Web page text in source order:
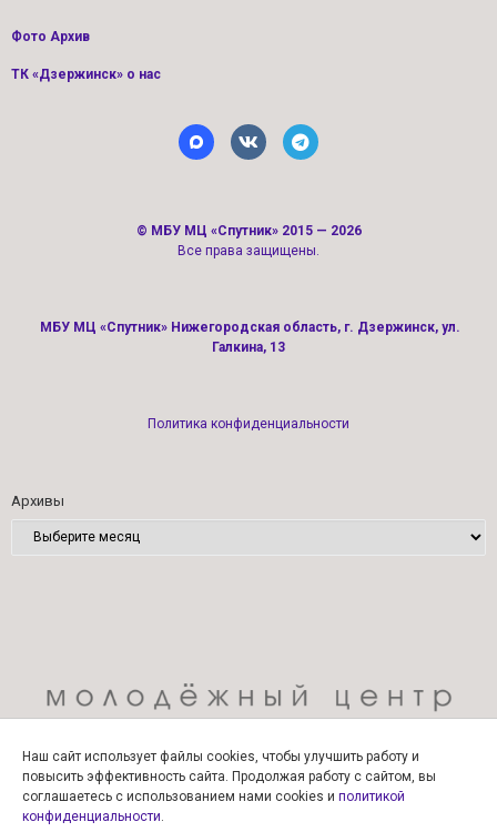
Фото Архив
ТК «Дзержинск» о нас
© МБУ МЦ «Спутник» 2015 — 2026
Все права защищены.
МБУ МЦ «Спутник» Нижегородская область, г. Дзержинск, ул.
Галкина, 13
Политика конфиденциальности
Архивы
Наш сайт использует файлы cookies, чтобы улучшить работу и
повысить эффективность сайта. Продолжая работу с сайтом, вы
соглашаетесь с использованием нами cookies и политикой
конфиденциальности.